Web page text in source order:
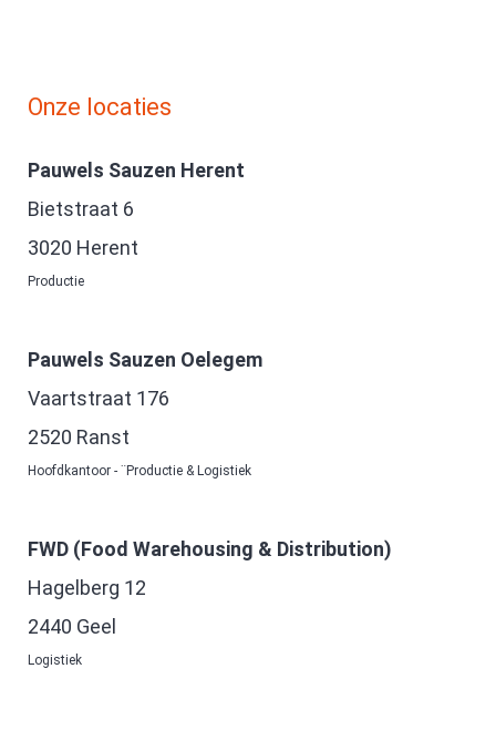
Onze locaties
Pauwels Sauzen Herent
Bietstraat 6
3020 Herent
Productie
Pauwels Sauzen Oelegem
Vaartstraat 176
2520 Ranst
Hoofdkantoor - ¨Productie & Logistiek
FWD (Food Warehousing & Distribution)
Hagelberg 12
2440 Geel
Logistiek